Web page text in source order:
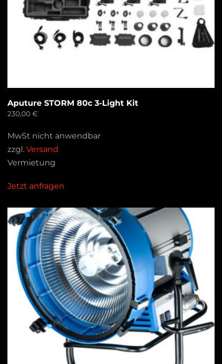
Aputure STORM 80c 3-Light Kit
230,00 €
MwSt nicht anwendbar
zzgl. Versand
Vermietung
Jetzt anfragen